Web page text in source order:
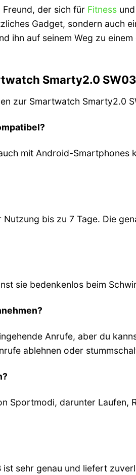
der sich für Fitness
Gadget, sondern auch
ihn auf seinem Weg zu
Smarty2.0
zur Smartwatch Smarty2.0
mit Android-
bis zu 7 Tage. Die
sie bedenkenlos beim
Anrufe, aber du
ablehnen oder
Sportmodi, darunter Laufen,
sehr genau und liefert